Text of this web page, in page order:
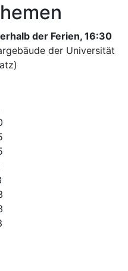
der Ferien, 16:30
der Universität